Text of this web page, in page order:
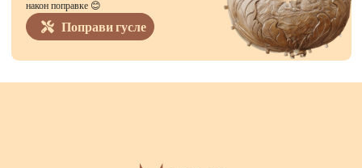
након поправке 😊
Поправи гусле